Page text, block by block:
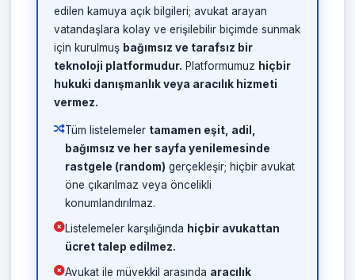
edilen kamuya açık bilgileri; avukat arayan
vatandaşlara kolay ve erişilebilir biçimde sunmak
için kurulmuş bağımsız ve tarafsız bir
teknoloji platformudur. Platformumuz hiçbir
hukuki danışmanlık veya aracılık hizmeti
vermez.
Tüm listelemeler tamamen eşit, adil,
bağımsız ve her sayfa yenilemesinde
rastgele (random) gerçekleşir; hiçbir avukat
öne çıkarılmaz veya öncelikli
konumlandırılmaz.
Listelemeler karşılığında hiçbir avukattan
ücret talep edilmez.
Avukat ile müvekkil arasında aracılık